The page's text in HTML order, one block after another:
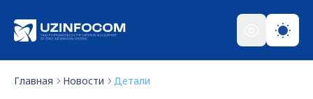
Главная Новости Детали